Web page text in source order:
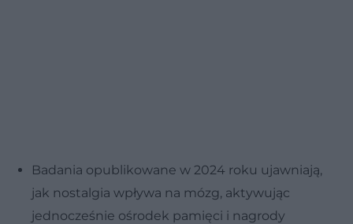
Badania opublikowane w 2024 roku ujawniają,
jak nostalgia wpływa na mózg, aktywując
jednocześnie ośrodek pamięci i nagrody